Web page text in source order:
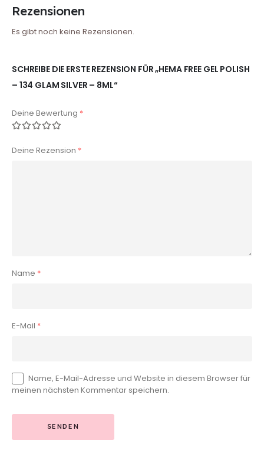
Rezensionen
Es gibt noch keine Rezensionen.
SCHREIBE DIE ERSTE REZENSION FÜR „HEMA FREE GEL POLISH
– 134 GLAM SILVER – 8ML“
Deine Bewertung *
Deine Rezension *
Name *
E-Mail *
Name, E-Mail-Adresse und Website in diesem Browser für
meinen nächsten Kommentar speichern.